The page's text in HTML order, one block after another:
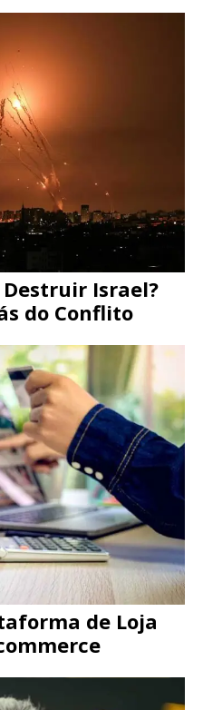
Israel?
do Conflito
de Loja